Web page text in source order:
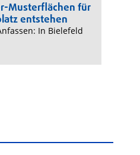
Musterflächen für
entstehen
In Bielefeld